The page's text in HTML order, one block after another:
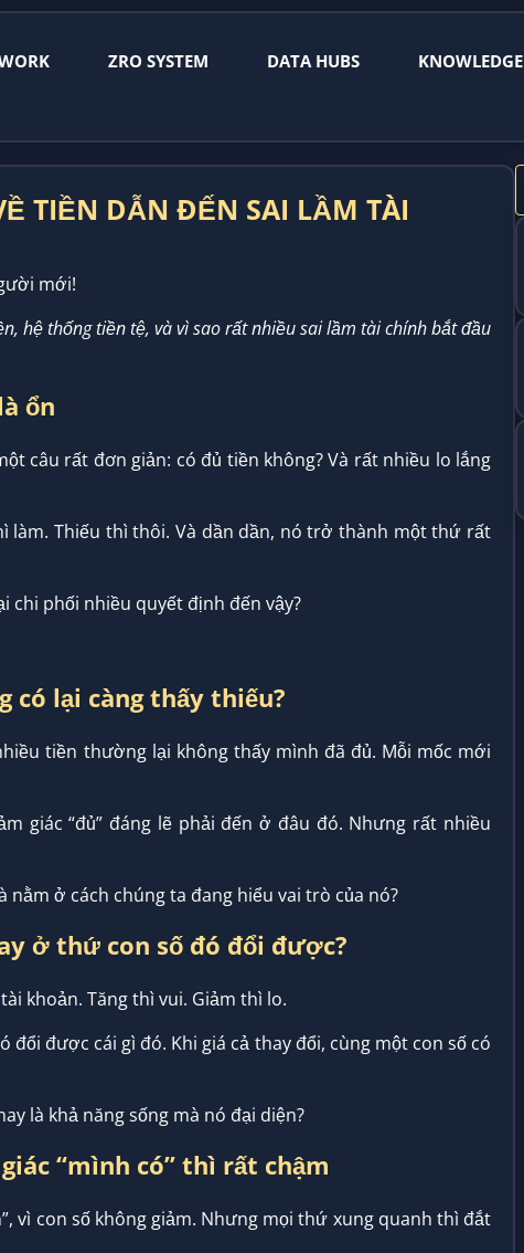
ZRO SYSTEM DATA HUBS KNOWLEDGE
TIỀN DẪN ĐẾN SAI LẦM TÀI
mới!
hệ thống tiền tệ, và vì sao rất nhiều sai lầm tài chính bắt đầu
ổn
câu rất đơn giản: có đủ tiền không? Và rất nhiều lo lắng
Thiếu thì thôi. Và dần dần, nó trở thành một thứ rất
chi phối nhiều quyết định đến vậy?
có lại càng thấy thiếu?
tiền thường lại không thấy mình đã đủ. Mỗi mốc mới
giác “đủ” đáng lẽ phải đến ở đâu đó. Nhưng rất nhiều
ở cách chúng ta đang hiểu vai trò của nó?
ở thứ con số đó đổi được?
khoản. Tăng thì vui. Giảm thì lo.
được cái gì đó. Khi giá cả thay đổi, cùng một con số có
là khả năng sống mà nó đại diện?
“mình có” thì rất chậm
vì con số không giảm. Nhưng mọi thứ xung quanh thì đắt